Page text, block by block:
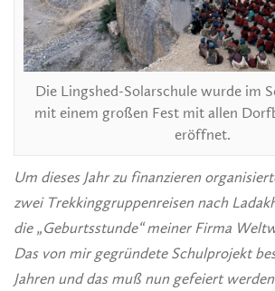
Die Lingshed-Solarschule wurde im
mit einem großen Fest mit allen
eröffnet.
Um dieses Jahr zu finanzieren
zwei Trekkinggruppenreisen nach
die „Geburtsstunde“ meiner Firma
Das von mir gegründete Schulprojekt
Jahren und das muß nun gefeiert